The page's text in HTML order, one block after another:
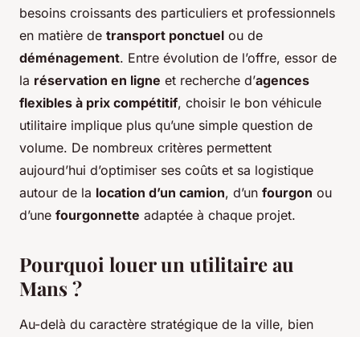
besoins croissants des particuliers et professionnels
en matière de transport ponctuel ou de
déménagement. Entre évolution de l’offre, essor de
la réservation en ligne et recherche d’agences
flexibles à prix compétitif, choisir le bon véhicule
utilitaire implique plus qu’une simple question de
volume. De nombreux critères permettent
aujourd’hui d’optimiser ses coûts et sa logistique
autour de la location d’un camion, d’un fourgon ou
d’une fourgonnette adaptée à chaque projet.
Pourquoi louer un utilitaire au
Mans ?
Au-delà du caractère stratégique de la ville, bien